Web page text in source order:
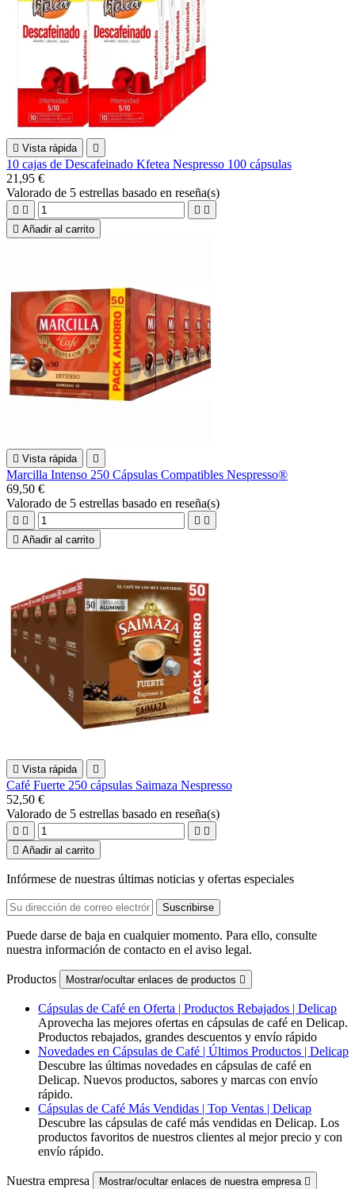
 Vista rápida 
10 cajas de Descafeinado Kfetea Nespresso 100 cápsulas
21,95 €
Valorado de 5 estrellas basado en reseña(s)
   
 Añadir al carrito
 Vista rápida 
Marcilla Intenso 250 Cápsulas Compatibles Nespresso®
69,50 €
Valorado de 5 estrellas basado en reseña(s)
   
 Añadir al carrito
 Vista rápida 
Café Fuerte 250 cápsulas Saimaza Nespresso
52,50 €
Valorado de 5 estrellas basado en reseña(s)
   
 Añadir al carrito
Infórmese de nuestras últimas noticias y ofertas especiales
Puede darse de baja en cualquier momento. Para ello, consulte
nuestra información de contacto en el aviso legal.
Productos Mostrar/ocultar enlaces de productos 
Cápsulas de Café en Oferta | Productos Rebajados | Delicap
Aprovecha las mejores ofertas en cápsulas de café en Delicap.
Productos rebajados, grandes descuentos y envío rápido
Novedades en Cápsulas de Café | Últimos Productos | Delicap
Descubre las últimas novedades en cápsulas de café en
Delicap. Nuevos productos, sabores y marcas con envío
rápido.
Cápsulas de Café Más Vendidas | Top Ventas | Delicap
Descubre las cápsulas de café más vendidas en Delicap. Los
productos favoritos de nuestros clientes al mejor precio y con
envío rápido.
Nuestra empresa Mostrar/ocultar enlaces de nuestra empresa 